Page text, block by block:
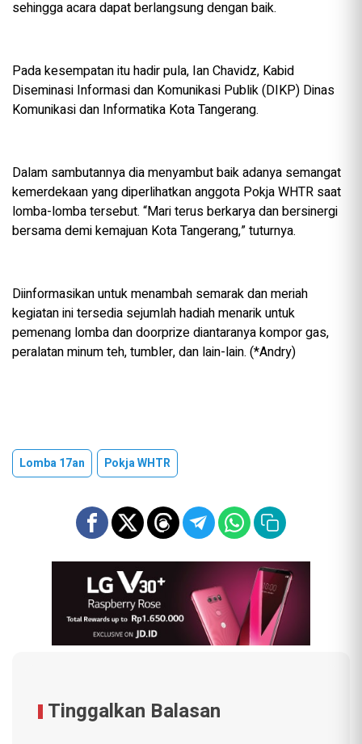
sehingga acara dapat berlangsung dengan baik.
Pada kesempatan itu hadir pula, Ian Chavidz, Kabid
Diseminasi Informasi dan Komunikasi Publik (DIKP) Dinas
Komunikasi dan Informatika Kota Tangerang.
Dalam sambutannya dia menyambut baik adanya semangat
kemerdekaan yang diperlihatkan anggota Pokja WHTR saat
lomba-lomba tersebut. “Mari terus berkarya dan bersinergi
bersama demi kemajuan Kota Tangerang,” tuturnya.
Diinformasikan untuk menambah semarak dan meriah
kegiatan ini tersedia sejumlah hadiah menarik untuk
pemenang lomba dan doorprize diantaranya kompor gas,
peralatan minum teh, tumbler, dan lain-lain. (*Andry)
Lomba 17an Pokja WHTR
Tinggalkan Balasan